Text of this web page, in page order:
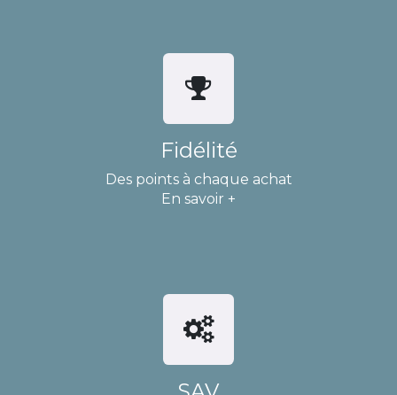
Fidélité
Des points à chaque achat
En savoir +